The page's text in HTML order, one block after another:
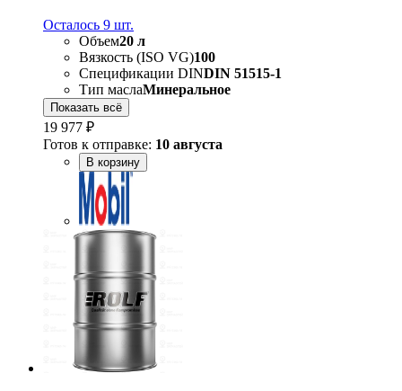
Осталось 9 шт.
Объем20 л
Вязкость (ISO VG)100
Спецификации DINDIN 51515-1
Тип маслаМинеральное
Показать всё
19 977 ₽
Готов к отправке: 10 августа
В корзину